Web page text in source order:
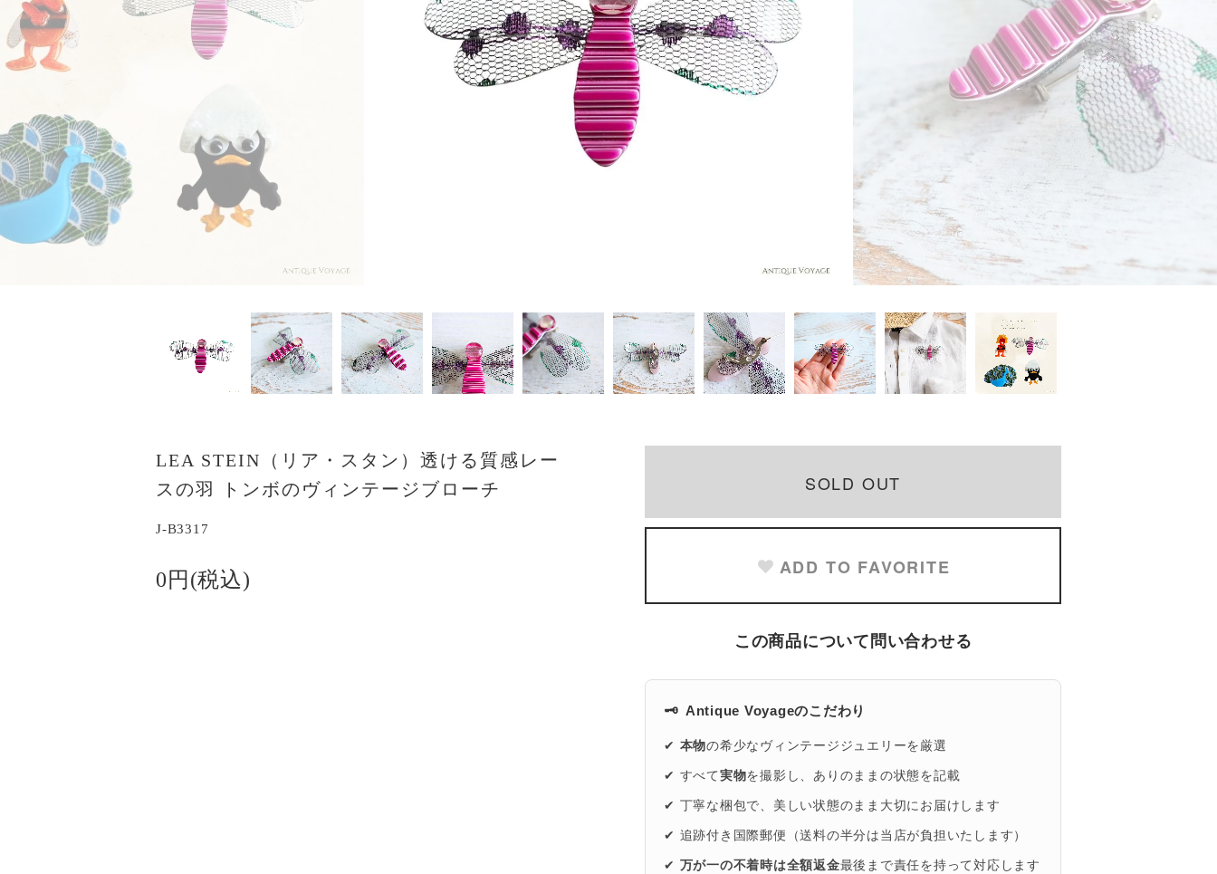
LEA STEIN（リア・スタン）透ける質感レー
スの羽 トンボのヴィンテージブローチ
J-B3317
0円(税込)
SOLD OUT
ADD TO FAVORITE
この商品について問い合わせる
🗝️ Antique Voyageのこだわり
✔ 本物の希少なヴィンテージジュエリーを厳選
✔ すべて 実物を撮影し、ありのままの状態を記載
✔ 丁寧な梱包で、美しい状態のまま大切にお届けします
✔ 追跡付き国際郵便（送料の半分は当店が負担いたします）
✔ 万が一の不着時は全額返金最後まで責任を持って対応します